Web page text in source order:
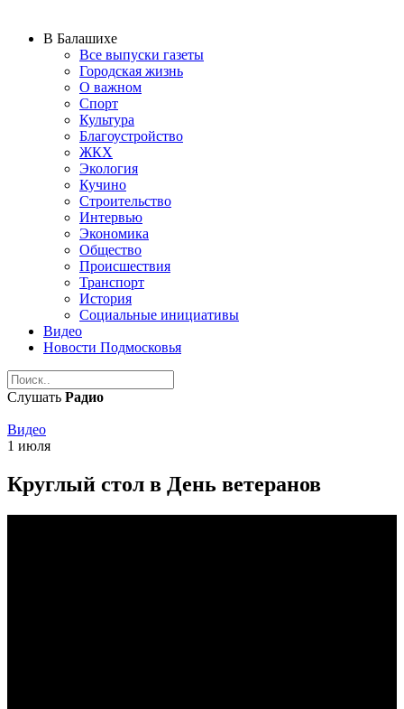
В Балашихе
Все выпуски газеты
Городская жизнь
О важном
Спорт
Культура
Благоустройство
ЖКХ
Экология
Кучино
Строительство
Интервью
Экономика
Общество
Происшествия
Транспорт
История
Социальные инициативы
Видео
Новости Подмосковья
Слушать Радио
Видео
1 июля
Круглый стол в День ветеранов